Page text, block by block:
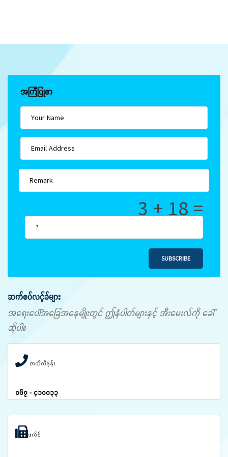
အကြံပြုစာ
3 + 18 =
SUBSCRIBE
ဆက်စပ်လင့်ခ်များ
အရေးပေါ်အခြေအနေမျိုးတွင် ဤနံပါတ်များနှင့် အီးမေးလ်ကို ခေါ်
ဆိုပါ။
တယ်လီဖုန်း
၀၆၇ - ၄၁၀၀၃၃
ဖက်စ်